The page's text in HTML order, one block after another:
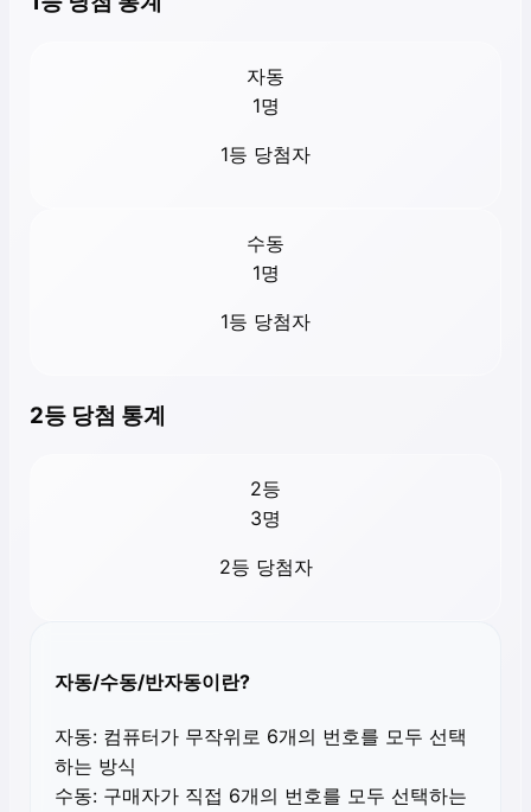
자동
1명
1등 당첨자
수동
1명
1등 당첨자
2등 당첨 통계
2등
3명
2등 당첨자
자동/수동/반자동이란?
자동: 컴퓨터가 무작위로 6개의 번호를 모두 선택
하는 방식
수동: 구매자가 직접 6개의 번호를 모두 선택하는